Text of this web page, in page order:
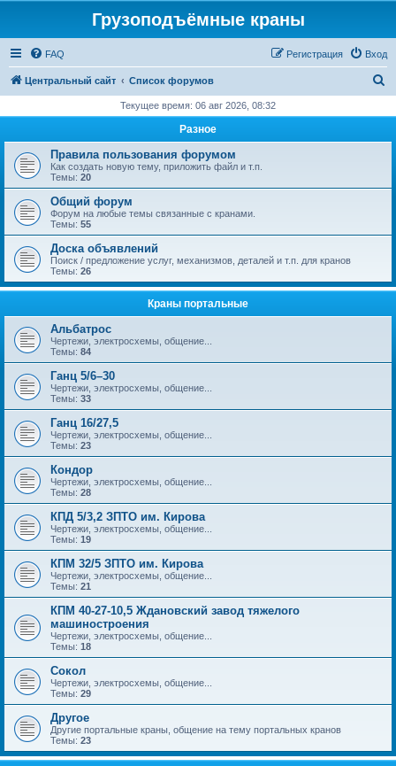
Грузоподъёмные краны
FAQ Вход
Регистрация
Центральный сайт Список форумов
с
Текущее время: 06 авг 2026, 08:32
Разное
Правила пользования форумом
Как создать новую тему, приложить файл и т.п.
Темы: 20
Общий форум
Форум на любые темы связанные с кранами.
Темы: 55
Доска объявлений
Поиск / предложение услуг, механизмов, деталей и т.п. для кранов
Темы: 26
Краны портальные
Альбатрос
Чертежи, электросхемы, общение...
Темы: 84
Ганц 5/6–30
Чертежи, электросхемы, общение...
Темы: 33
Ганц 16/27,5
Чертежи, электросхемы, общение...
Темы: 23
Кондор
Чертежи, электросхемы, общение...
Темы: 28
КПД 5/3,2 ЗПТО им. Кирова
Чертежи, электросхемы, общение...
Темы: 19
КПМ 32/5 ЗПТО им. Кирова
Чертежи, электросхемы, общение...
Темы: 21
КПМ 40-27-10,5 Ждановский завод тяжелого
машиностроения
Чертежи, электросхемы, общение...
Темы: 18
Сокол
Чертежи, электросхемы, общение...
Темы: 29
Другое
Другие портальные краны, общение на тему портальных кранов
Темы: 23